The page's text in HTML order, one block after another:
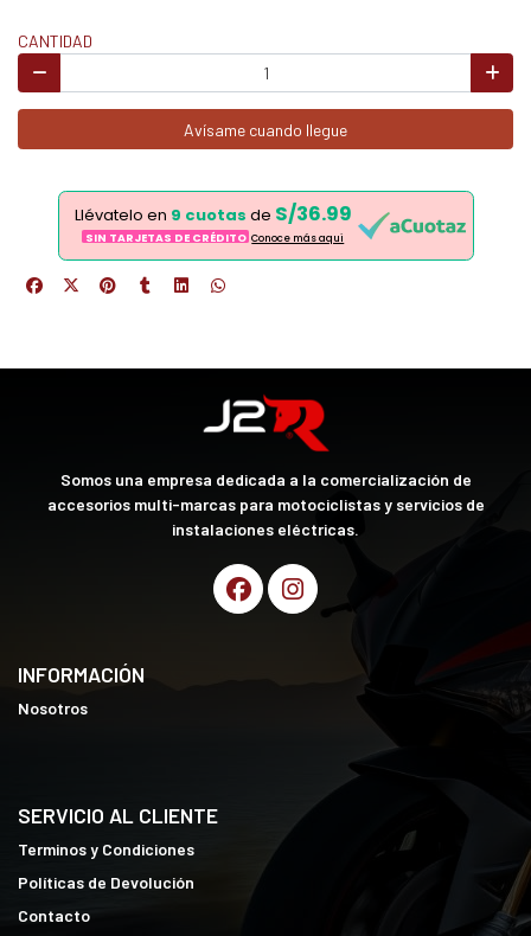
CANTIDAD
Avísame cuando llegue
Llévatelo en 9 cuotas de S/36.99
SIN TARJETAS DE CRÉDITO Conoce más aqui
Somos una empresa dedicada a la comercialización de
accesorios multi-marcas para motociclistas y servicios de
instalaciones eléctricas.
INFORMACIÓN
Nosotros
SERVICIO AL CLIENTE
Terminos y Condiciones
Políticas de Devolución
Contacto